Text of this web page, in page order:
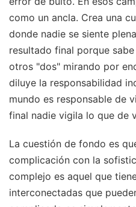
como un ancla. Crea una
donde nadie se siente
resultado final porque
otros "dos" mirando por
diluye la responsabilidad
mundo es responsable de
final nadie vigila lo que de
La cuestión de fondo es
complicación con la
complejo es aquel que
interconectadas que